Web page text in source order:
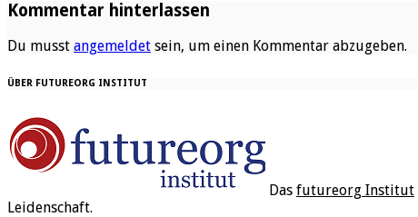
Kommentar hinterlassen
Du musst angemeldet sein, um einen Kommentar abzugeben.
ÜBER FUTUREORG INSTITUT
Das futureorg Institut
Leidenschaft.